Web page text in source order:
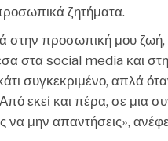
ζητήματα.
στην προσωπική μου
στα social media και
συγκεκριμένο, απλά
εκεί και πέρα, σε μια
να μην απαντήσεις»,